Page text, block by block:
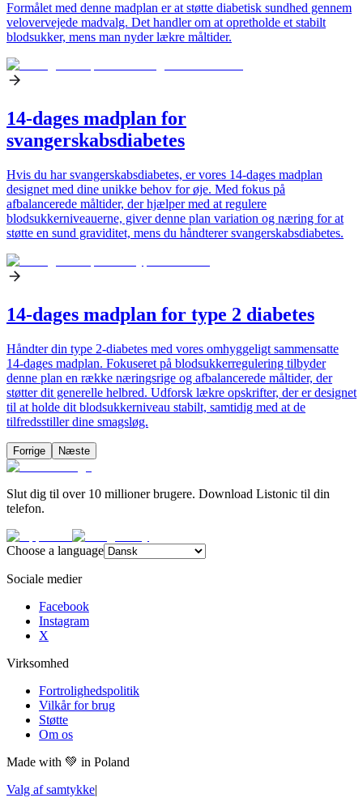
Formålet med denne madplan er at støtte diabetisk sundhed gennem
velovervejede madvalg. Det handler om at opretholde et stabilt
blodsukker, mens man nyder lækre måltider.
14-dages madplan for
svangerskabsdiabetes
Hvis du har svangerskabsdiabetes, er vores 14-dages madplan
designet med dine unikke behov for øje. Med fokus på
afbalancerede måltider, der hjælper med at regulere
blodsukkerniveauerne, giver denne plan variation og næring for at
støtte en sund graviditet, mens du håndterer svangerskabsdiabetes.
14-dages madplan for type 2 diabetes
Håndter din type 2-diabetes med vores omhyggeligt sammensatte
14-dages madplan. Fokuseret på blodsukkerregulering tilbyder
denne plan en række næringsrige og afbalancerede måltider, der
støtter dit generelle helbred. Udforsk lækre opskrifter, der er designet
til at holde dit blodsukkerniveau stabilt, samtidig med at de
tilfredsstiller dine smagsløg.
Forrige Næste
Slut dig til over 10 millioner brugere. Download Listonic til din
telefon.
Choose a language
Sociale medier
Facebook
Instagram
X
Virksomhed
Fortrolighedspolitik
Vilkår for brug
Støtte
Om os
Made with 💚 in Poland
Valg af samtykke|